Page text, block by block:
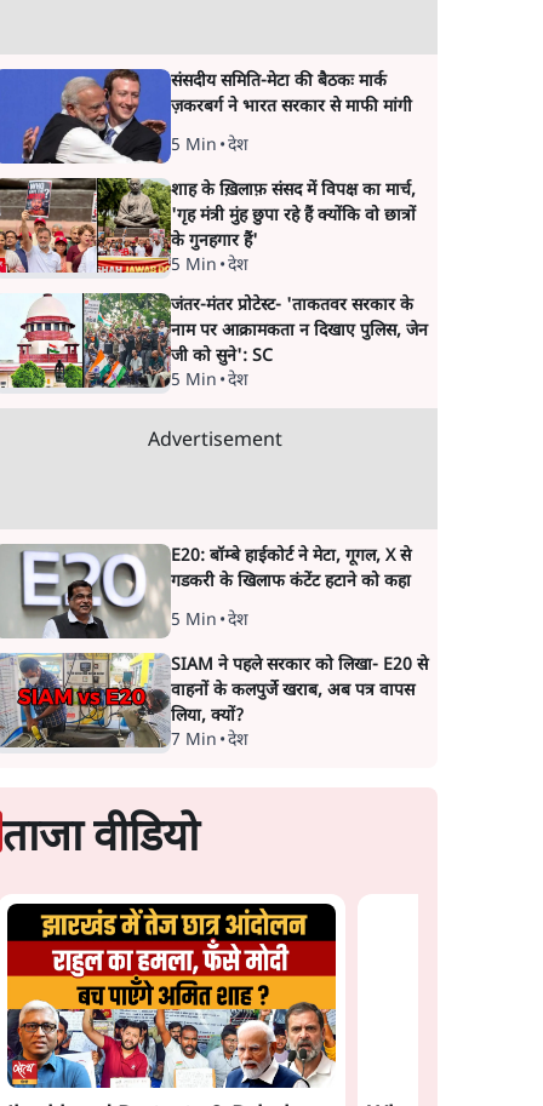
लोगों
Satya Hindi News
Bulletin।5 अगस्त ,रात 8
बजे तक की ख़बरें
पर मोदी-शाह में बोलने
संसदीय समिति-मेटा की बैठकः मार्क
ज़करबर्ग ने भारत सरकार से माफी मांगी
5 Min •देश
शाह के ख़िलाफ़ संसद में विपक्ष का मार्च,
'गृह मंत्री मुंह छुपा रहे हैं क्योंकि वो छात्रों
के गुनहगार हैं'
5 Min •देश
जंतर-मंतर प्रोटेस्ट- 'ताकतवर सरकार के
नाम पर आक्रामकता न दिखाए पुलिस, जेन
जी को सुने': SC
5 Min •देश
Advertisement
E20: बॉम्बे हाईकोर्ट ने मेटा, गूगल, X से
गडकरी के खिलाफ कंटेंट हटाने को कहा
5 Min •देश
SIAM ने पहले सरकार को लिखा- E20 से
वाहनों के कलपुर्जे खराब, अब पत्र वापस
लिया, क्यों?
7 Min •देश
ताजा वीडियो